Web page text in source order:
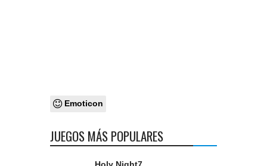
Emoticon
JUEGOS MÁS POPULARES